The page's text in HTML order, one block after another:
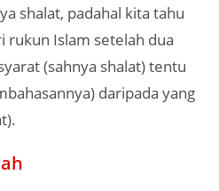
shalat, padahal kita tahu
rukun Islam setelah dua
(sahnya shalat) tentu
daripada yang